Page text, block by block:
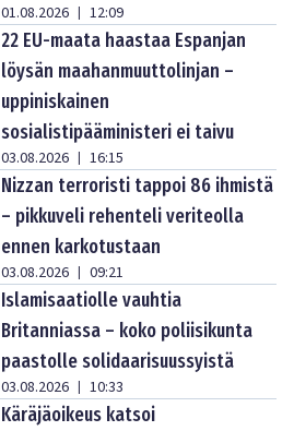
01.08.2026 | 12:09
22 EU-maata haastaa Espanjan
löysän maahanmuuttolinjan –
uppiniskainen
sosialistipääministeri ei taivu
03.08.2026 | 16:15
Nizzan terroristi tappoi 86 ihmistä
– pikkuveli rehenteli veriteolla
ennen karkotustaan
03.08.2026 | 09:21
Islamisaatiolle vauhtia
Britanniassa – koko poliisikunta
paastolle solidaarisuussyistä
03.08.2026 | 10:33
Käräjäoikeus katsoi